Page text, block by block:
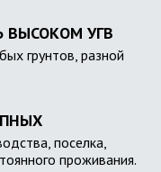
ВЫСОКОМ УГВ
грунтов, разной
поселка,
проживания.